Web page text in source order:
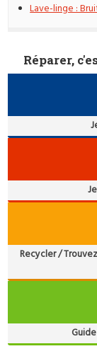
Lave-linge :
Réparer,
Recycler /